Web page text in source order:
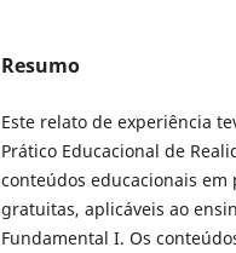
Resumo
Este relato de experiência
Prático Educacional de
conteúdos educacionais em
gratuitas, aplicáveis ao
Fundamental I. Os